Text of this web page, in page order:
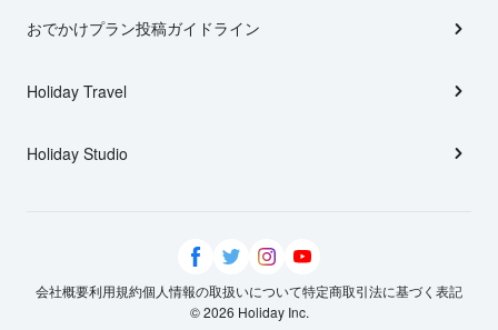
おでかけプラン投稿ガイドライン
Holiday Travel
Holiday Studio
会社概要利用規約個人情報の取扱いについて特定商取引法に基づく表記
© 2026 Holiday Inc.